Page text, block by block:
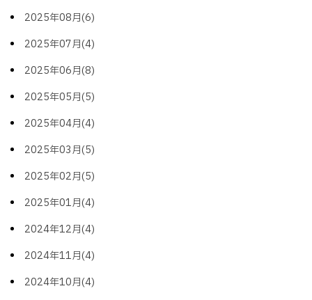
2025年08月(6)
2025年07月(4)
2025年06月(8)
2025年05月(5)
2025年04月(4)
2025年03月(5)
2025年02月(5)
2025年01月(4)
2024年12月(4)
2024年11月(4)
2024年10月(4)